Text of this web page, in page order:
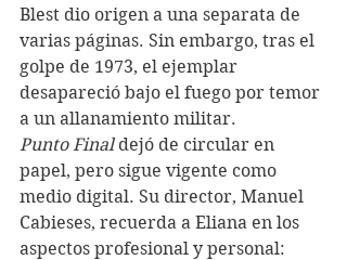
Blest dio origen a una separata de
varias páginas. Sin embargo, tras el
golpe de 1973, el ejemplar
desapareció bajo el fuego por temor
a un allanamiento militar.
Punto Final dejó de circular en
papel, pero sigue vigente como
medio digital. Su director, Manuel
Cabieses, recuerda a Eliana en los
aspectos profesional y personal: